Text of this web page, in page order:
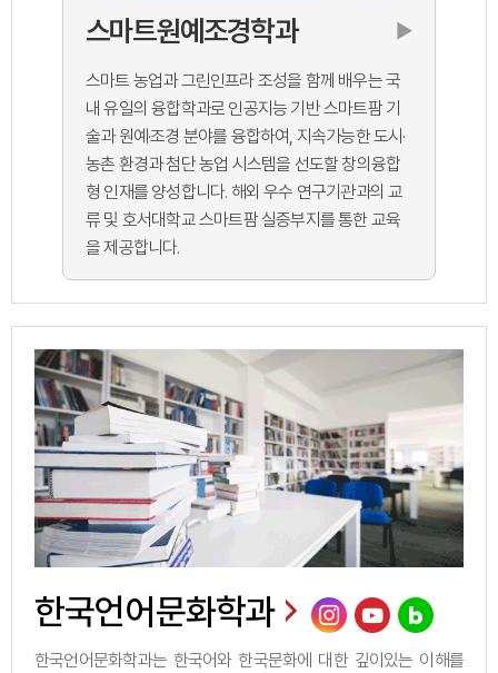
스마트원예조경학과 ▶
스마트 농업과 그린인프라 조성을 함께 배우는 국
내 유일의 융합학과로 인공지능 기반 스마트팜 기
술과 원예·조경 분야를 융합하여, 지속가능한 도시·
농촌 환경과 첨단 농업 시스템을 선도할 창의융합
형 인재를 양성합니다. 해외 우수 연구기관과의 교
류 및 호서대학교 스마트팜 실증부지를 통한 교육
을 제공합니다.
한국언어문화학과
한국언어문화학과는 한국어와 한국문화에 대한 깊이있는 이해를